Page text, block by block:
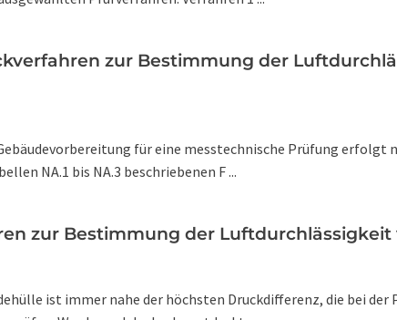
zur Bestimmung der
für eine messtechnische Prüfung erfolgt
NA.1 bis NA.3 beschriebenen F ...
zur Bestimmung der Luftdurchlässigkeit
ist immer nahe der höchsten Druckdifferenz, die bei